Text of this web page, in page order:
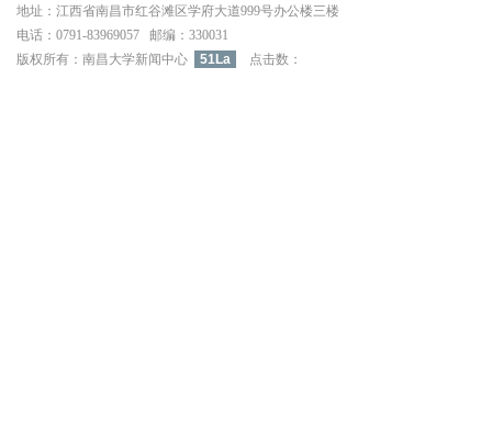
地址：江西省南昌市红谷滩区学府大道999号办公楼三楼
电话：0791-83969057邮编：330031
版权所有：南昌大学新闻中心
51La 点击数：